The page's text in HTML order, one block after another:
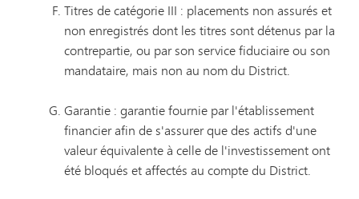
Titres de catégorie III : placements non assurés et
non enregistrés dont les titres sont détenus par la
contrepartie, ou par son service fiduciaire ou son
mandataire, mais non au nom du District.
Garantie : garantie fournie par l'établissement
financier afin de s'assurer que des actifs d'une
valeur équivalente à celle de l'investissement ont
été bloqués et affectés au compte du District.